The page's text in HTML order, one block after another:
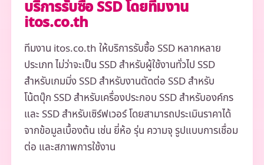
บริการรับซื้อ SSD โดยทีมงาน
itos.co.th
ทีมงาน itos.co.th ให้บริการรับซื้อ SSD หลากหลาย
ประเภท ไม่ว่าจะเป็น SSD สำหรับผู้ใช้งานทั่วไป SSD
สำหรับเกมมิ่ง SSD สำหรับงานตัดต่อ SSD สำหรับ
โน้ตบุ๊ก SSD สำหรับเครื่องประกอบ SSD สำหรับองค์กร
และ SSD สำหรับเซิร์ฟเวอร์ โดยสามารถประเมินราคาได้
จากข้อมูลเบื้องต้น เช่น ยี่ห้อ รุ่น ความจุ รูปแบบการเชื่อม
ต่อ และสภาพการใช้งาน